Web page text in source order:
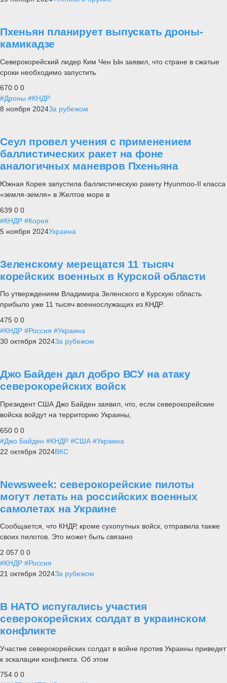
Пхеньян планирует выпускать дроны-
камикадзе
Северокорейский лидер Ким Чен Ын заявил, что стране в сжатые
сроки необходимо запустить
670 0 0
#Дроны #КНДР
8 ноября 2024За рубежом
Сеул провел учения с применением
баллистических ракет на фоне
аналогичных маневров Пхеньяна
Южная Корея запустила баллистическую ракету Hyunmoo-II класса
«земля-земля» в Желтое море в
639 0 0
#КНДР #Корея
5 ноября 2024Украина
Зеленскому мерещатся 11 тысяч
корейских военных в Курской области
По утверждениям Владимира Зеленского в Курскую область
прибыло уже 11 тысяч военнослужащих из КНДР.
475 0 0
#КНДР #Россия #Украина
30 октября 2024За рубежом
Джо Байден дал добро ВСУ на атаку
северокорейских войск
Президент США Джо Байден заявил, что, если северокорейские
войска войдут на территорию Украины,
650 0 0
#Джо Байден #КНДР #США #Украина
22 октября 2024ВКС
Newsweek: северокорейские пилоты
могут летать на российских военных
самолетах на Украине
Сообщается, что КНДР, кроме сухопутных войск, отправила также
своих пилотов. Это может быть связано
2 057 0 0
#КНДР #Россия
21 октября 2024За рубежом
В НАТО испугались участия
северокорейских солдат в украинском
конфликте
Участие северокорейских солдат в войне против Украины приведет
к эскалации конфликта. Об этом
754 0 0